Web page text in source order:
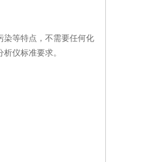
等特点，不需要任何化
仪标准要求。